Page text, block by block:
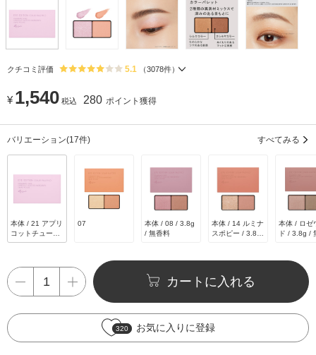
クチコミ評価 5.1 （3078件）
¥ 1,540 税込 280 ポイント獲得
バリエーション(17件) すべてみる
本体 / 21 アプリ
コットチュール
/ 3.8g / 無香料
07
本体 / 08 / 3.8g
/ 無香料
本体 / 14 ルミナ
スポピー / 3.8g
本体 / ロゼ
ド / 3.8g /
カートに入れる
320 お気に入りに登録